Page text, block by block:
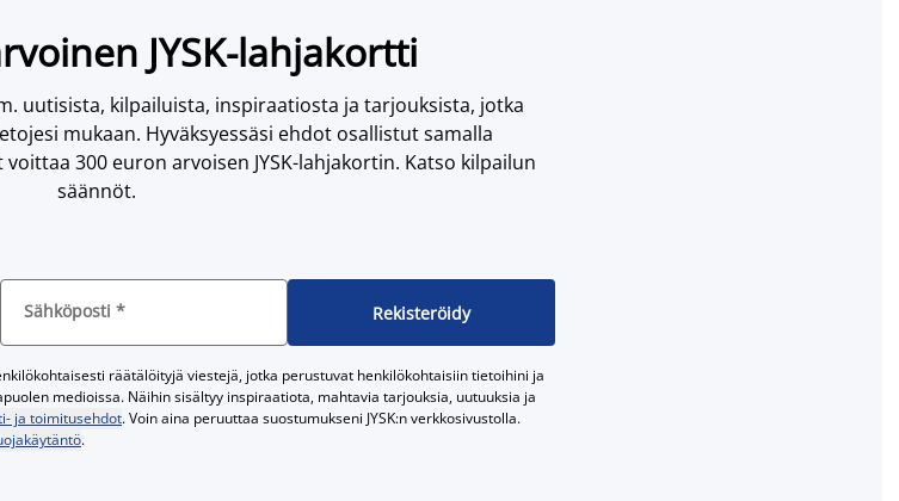
JYSK-lahjakortti
uutisista, kilpailuista, inspiraatiosta ja tarjouksista, jotka
mukaan. Hyväksyessäsi ehdot osallistut samalla
300 euron arvoisen JYSK-lahjakortin. Katso kilpailun
säännöt.
Sähköposti * Rekisteröidy
räätälöityjä viestejä, jotka perustuvat henkilökohtaisiin tietoihini ja
medioissa. Näihin sisältyy inspiraatiota, mahtavia tarjouksia, uutuuksia ja
ja toimitusehdot. Voin aina peruuttaa suostumukseni JYSK:n verkkosivustolla.
.